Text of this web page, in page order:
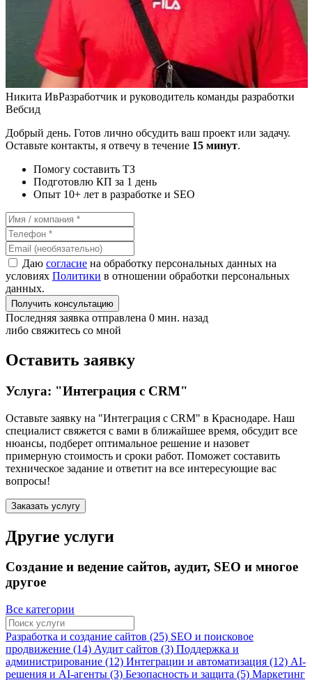
Никита ИвРазработчик и руководитель команды разработки
Вебсид
Добрый день. Готов лично обсудить ваш проект или задачу.
Оставьте контакты, я отвечу в течение 15 минут.
Помогу составить ТЗ
Подготовлю КП за 1 день
Опыт 10+ лет в разработке и SEO
Даю согласие на обработку персональных данных на
условиях Политики в отношении обработки персональных
данных.
Получить консультацию
Последняя заявка отправлена 0 мин. назад
либо свяжитесь со мной
Оставить заявку
Услуга: "Интеграция с CRM"
Оставьте заявку на "Интеграция с CRM" в Краснодаре. Наш
специалист свяжется с вами в ближайшее время, обсудит все
нюансы, подберет оптимальное решение и назовет
примерную стоимость и сроки работ. Поможет составить
техническое задание и ответит на все интересующие вас
вопросы!
Заказать услугу
Другие услуги
Создание и ведение сайтов, аудит, SEO и многое
другое
Все категории
Разработка и создание сайтов (25) SEO и поисковое
продвижение (14) Аудит сайтов (3) Поддержка и
администрирование (12) Интеграции и автоматизация (12) AI-
решения и AI-агенты (3) Безопасность и защита (5) Маркетинг